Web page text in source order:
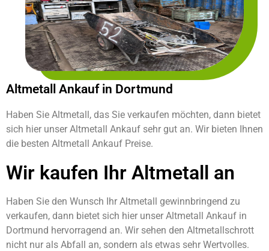
Altmetall Ankauf in Dortmund
Haben Sie Altmetall, das Sie verkaufen möchten, dann bietet
sich hier unser Altmetall Ankauf sehr gut an. Wir bieten Ihnen
die besten Altmetall Ankauf Preise.
Wir kaufen Ihr Altmetall an
Haben Sie den Wunsch Ihr Altmetall gewinnbringend zu
verkaufen, dann bietet sich hier unser Altmetall Ankauf in
Dortmund hervorragend an. Wir sehen den Altmetallschrott
nicht nur als Abfall an, sondern als etwas sehr Wertvolles.